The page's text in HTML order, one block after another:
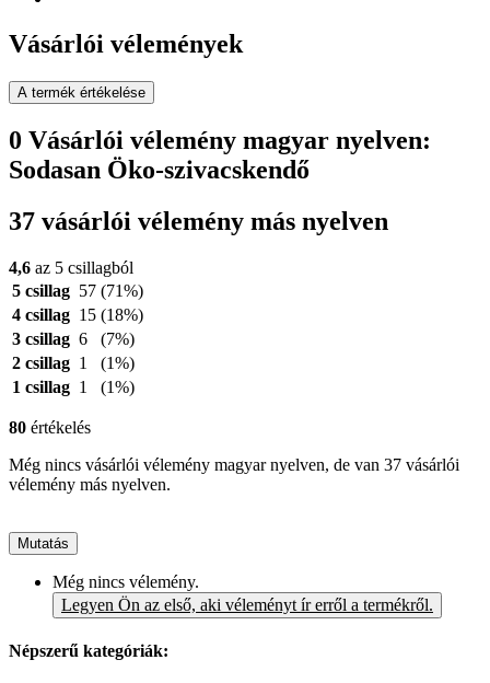
Vásárlói vélemények
A termék értékelése
0 Vásárlói vélemény magyar nyelven:
Sodasan Öko-szivacskendő
37 vásárlói vélemény más nyelven
4,6 az 5 csillagból
5 csillag 57 (71%)
4 csillag 15 (18%)
3 csillag 6
(7%)
2 csillag 1
(1%)
1 csillag 1 (1%)
80 értékelés
Még nincs vásárlói vélemény magyar nyelven, de van 37 vásárlói
vélemény más nyelven.
Mutatás
Még nincs vélemény.
Legyen Ön az első, aki véleményt ír erről a termékről.
Népszerű kategóriák: